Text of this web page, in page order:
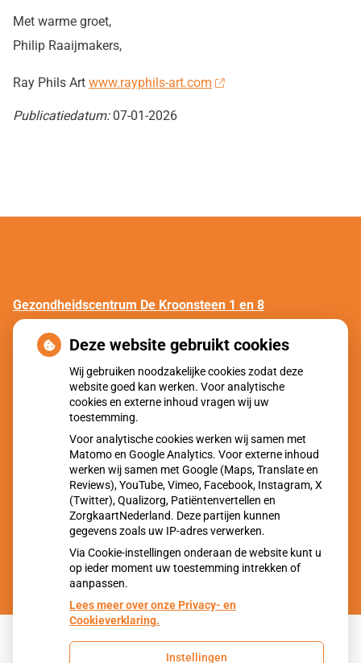
Met warme groet,
Philip Raaijmakers,
Ray Phils Art www.rayphils-art.com
Publicatiedatum: 07-01-2026
Gezondheidscentrum De Kroonsteen 1 en 8
Gezond hart in Malden
Gezondheidscentrum De Vuursteen
Gezond hart in Molenhoek
Huisartsenpraktijk Overasselt
Gezond hart in Overasselt
Huisartsenpraktijk MC Mook
Gezond hart in Mook
Deze website gebruikt cookies
Wij gebruiken noodzakelijke cookies zodat deze
website goed kan werken. Voor analytische
cookies en externe inhoud vragen wij uw
toestemming.
Voor analytische cookies werken wij samen met
Matomo en Google Analytics. Voor externe inhoud
werken wij samen met Google (Maps, Translate en
Reviews), YouTube, Vimeo, Facebook, Instagram, X
(Twitter), Qualizorg, Patiëntenvertellen en
ZorgkaartNederland. Deze partijen kunnen
gegevens zoals uw IP-adres verwerken.
Via Cookie-instellingen onderaan de website kunt u
op ieder moment uw toestemming intrekken of
aanpassen.
Lees meer over onze Privacy- en
Cookieverklaring.
Instellingen